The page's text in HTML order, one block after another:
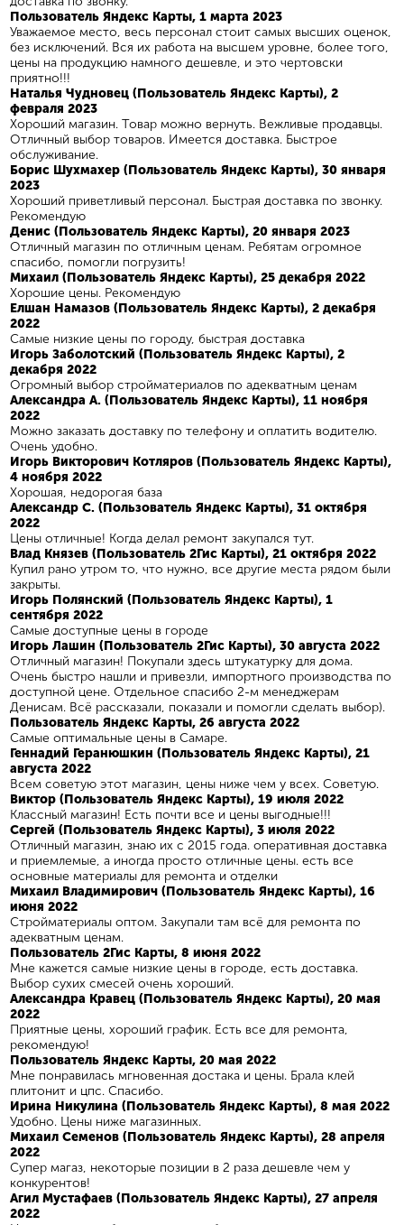
Пользователь Яндекс Карты, 1 марта 2023
Уважаемое место, весь персонал стоит самых высших оценок,
без исключений. Вся их работа на высшем уровне, более того,
цены на продукцию намного дешевле, и это чертовски
приятно!!!
Наталья Чудновец (Пользователь Яндекс Карты), 2
февраля 2023
Хороший магазин. Товар можно вернуть. Вежливые продавцы.
Отличный выбор товаров. Имеется доставка. Быстрое
обслуживание.
Борис Шухмахер (Пользователь Яндекс Карты), 30 января
2023
Хороший приветливый персонал. Быстрая доставка по звонку.
Рекомендую
Денис (Пользователь Яндекс Карты), 20 января 2023
Отличный магазин по отличным ценам. Ребятам огромное
спасибо, помогли погрузить!
Михаил (Пользователь Яндекс Карты), 25 декабря 2022
Хорошие цены. Рекомендую
Елшан Намазов (Пользователь Яндекс Карты), 2 декабря
2022
Самые низкие цены по городу, быстрая доставка
Игорь Заболотский (Пользователь Яндекс Карты), 2
декабря 2022
Огромный выбор стройматериалов по адекватным ценам
Александра А. (Пользователь Яндекс Карты), 11 ноября
2022
Можно заказать доставку по телефону и оплатить водителю.
Очень удобно.
Игорь Викторович Котляров (Пользователь Яндекс Карты),
4 ноября 2022
Хорошая, недорогая база
Александр С. (Пользователь Яндекс Карты), 31 октября
2022
Цены отличные! Когда делал ремонт закупался тут.
Влад Князев (Пользователь 2Гис Карты), 21 октября 2022
Купил рано утром то, что нужно, все другие места рядом были
закрыты.
Игорь Полянский (Пользователь Яндекс Карты), 1
сентября 2022
Самые доступные цены в городе
Игорь Лашин (Пользователь 2Гис Карты), 30 августа 2022
Отличный магазин! Покупали здесь штукатурку для дома.
Очень быстро нашли и привезли, импортного производства по
доступной цене. Отдельное спасибо 2-м менеджерам
Денисам. Всё рассказали, показали и помогли сделать выбор).
Пользователь Яндекс Карты, 26 августа 2022
Самые оптимальные цены в Самаре.
Геннадий Геранюшкин (Пользователь Яндекс Карты), 21
августа 2022
Всем советую этот магазин, цены ниже чем у всех. Советую.
Виктор (Пользователь Яндекс Карты), 19 июля 2022
Классный магазин! Есть почти все и цены выгодные!!!
Сергей (Пользователь Яндекс Карты), 3 июля 2022
Отличный магазин, знаю их с 2015 года. оперативная доставка
и приемлемые, а иногда просто отличные цены. есть все
основные материалы для ремонта и отделки
Михаил Владимирович (Пользователь Яндекс Карты), 16
июня 2022
Стройматериалы оптом. Закупали там всё для ремонта по
адекватным ценам.
Пользователь 2Гис Карты, 8 июня 2022
Мне кажется самые низкие цены в городе, есть доставка.
Выбор сухих смесей очень хороший.
Александра Кравец (Пользователь Яндекс Карты), 20 мая
2022
Приятные цены, хороший график. Есть все для ремонта,
рекомендую!
Пользователь Яндекс Карты, 20 мая 2022
Мне понравилась мгновенная достака и цены. Брала клей
плитонит и цпс. Спасибо.
Ирина Никулина (Пользователь Яндекс Карты), 8 мая 2022
Удобно. Цены ниже магазинных.
Михаил Семенов (Пользователь Яндекс Карты), 28 апреля
2022
Супер магаз, некоторые позиции в 2 раза дешевле чем у
конкурентов!
Агил Мустафаев (Пользователь Яндекс Карты), 27 апреля
2022